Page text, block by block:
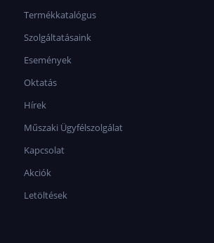
Termékkatalógus
Szolgáltatásaink
Események
Oktatás
Hírek
Műszaki Ügyfélszolgálat
Kapcsolat
Akciók
Letöltések